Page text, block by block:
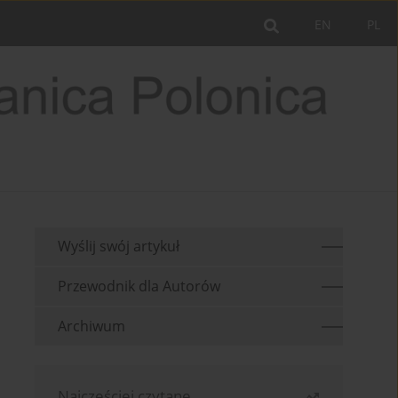
Wyślij swój artykuł
Przewodnik dla Autorów
Archiwum